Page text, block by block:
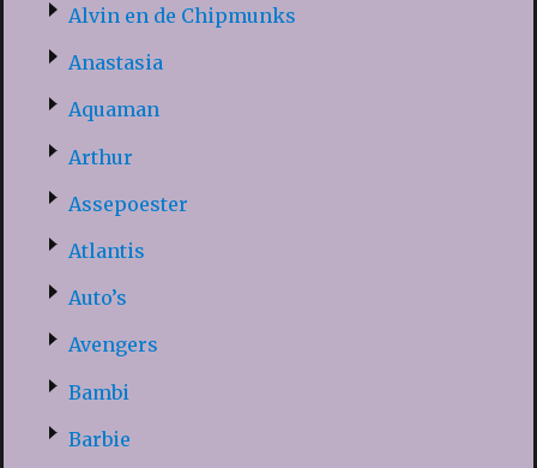
Alvin en de Chipmunks
Anastasia
Aquaman
Arthur
Assepoester
Atlantis
Auto’s
Avengers
Bambi
Barbie